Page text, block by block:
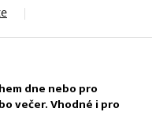
dne nebo pro
večer. Vhodné i pro